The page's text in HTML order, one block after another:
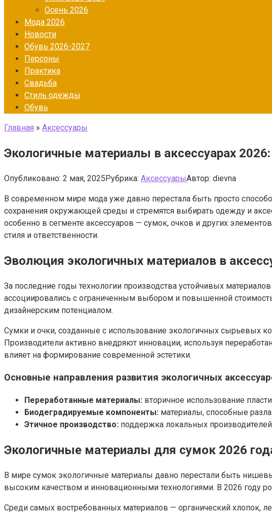
Осень 2026
Мода 2026
Новости
Обувь 2026-2027
Персоны
Практика
Свадьба
Стиль одежды
Обувь
Главная » Аксессуары
Экологичные материалы в аксессуарах
Опубликовано: 2 мая, 2025Рубрика: АксессуарыАвтор: dievna
В современном мире мода уже давно перестала быть просто
сохранения окружающей среды и стремятся выбирать одежду и
особенно в сегменте аксессуаров — сумок, очков и других
стиля и ответственности.
Эволюция экологичных материалов в
За последние годы технологии производства устойчивых
ассоциировались с ограниченным выбором и повышенной
дизайнерским потенциалом.
Сумки и очки, созданные с использование экологичных сырьевых
Производители активно внедряют инновации, используя
влияет на формирование современной эстетики.
Основные направления развития экологичных
Переработанные материалы: вторичное использование
Биодеградируемые компоненты: материалы, способные
Этичное производство: поддержка локальных
Экологичные материалы для сумок 2026
В мире сумок экологичные материалы давно перестали быть
высоким качеством и инновационными технологиями. В 2026 году
Среди самых востребованных материалов — органический хлопок,